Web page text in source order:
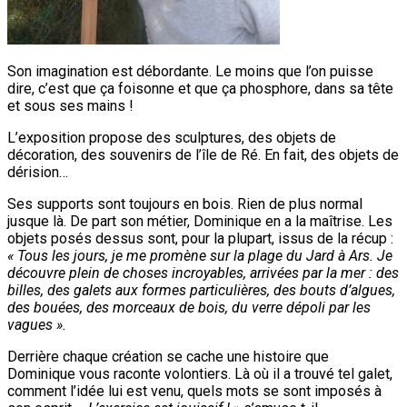
Son imagination est débordante. Le moins que l’on puisse
dire, c’est que ça foisonne et que ça phosphore, dans sa tête
et sous ses mains !
L’exposition propose des sculptures, des objets de
décoration, des souvenirs de l’île de Ré. En fait, des objets de
dérision…
Ses supports sont toujours en bois. Rien de plus normal
jusque là. De part son métier, Dominique en a la maîtrise. Les
objets posés dessus sont, pour la plupart, issus de la récup :
« Tous les jours, je me promène sur la plage du Jard à Ars. Je
découvre plein de choses incroyables, arrivées par la mer : des
billes, des galets aux formes particulières, des bouts d’algues,
des bouées, des morceaux de bois, du verre dépoli par les
vagues ».
Derrière chaque création se cache une histoire que
Dominique vous raconte volontiers. Là où il a trouvé tel galet,
comment l’idée lui est venu, quels mots se sont imposés à